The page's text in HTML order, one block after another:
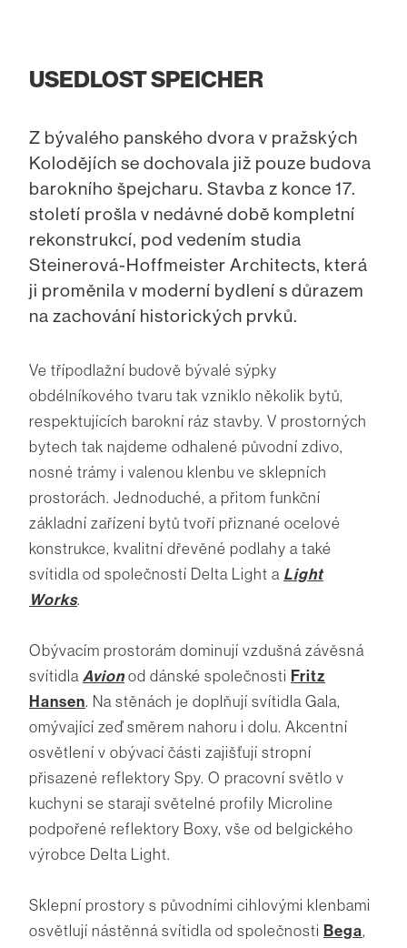
USEDLOST SPEICHER
Z bývalého panského dvora v pražských
Kolodějích se dochovala již pouze budova
barokního špejcharu. Stavba z konce 17.
století prošla v nedávné době kompletní
rekonstrukcí, pod vedením studia
Steinerová-Hoffmeister Architects, která
ji proměnila v moderní bydlení s důrazem
na zachování historických prvků.
Ve třípodlažní budově bývalé sýpky
obdélníkového tvaru tak vzniklo několik bytů,
respektujících barokní ráz stavby. V prostorných
bytech tak najdeme odhalené původní zdivo,
nosné trámy i valenou klenbu ve sklepních
prostorách. Jednoduché, a přitom funkční
základní zařízení bytů tvoří přiznané ocelové
konstrukce, kvalitní dřevěné podlahy a také
svítidla od společností Delta Light a Light
Works.
Obývacím prostorám dominují vzdušná závěsná
svítidla Avionod dánské společnosti Fritz
Hansen. Na stěnách je doplňují svítidla Gala,
omývající zeď směrem nahoru i dolu. Akcentní
osvětlení v obývací části zajišťují stropní
přisazené reflektory Spy. O pracovní světlo v
kuchyni se starají světelné profily Microline
podpořené reflektory Boxy, vše od belgického
výrobce Delta Light.
Sklepní prostory s původními cihlovými klenbami
osvětlují nástěnná svítidla od společnosti Bega,